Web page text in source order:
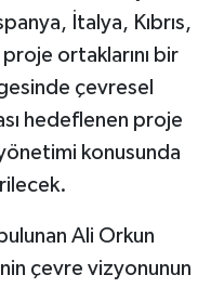
İtalya, Kıbrıs,
ortaklarını bir
çevresel
hedeflenen proje
konusunda
Ali Orkun
çevre vizyonunun